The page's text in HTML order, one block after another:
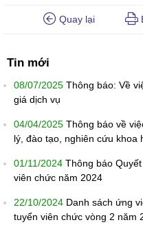
Quay lại
Tin mới
08/07/2025 Thông báo: Về
giá dịch vụ
04/04/2025 Thông báo về
lý, đào tạo, nghiên cứu
01/11/2024 Thông báo
viên chức năm 2024
22/10/2024 Danh sách ứng
tuyển viên chức vòng 2 năm